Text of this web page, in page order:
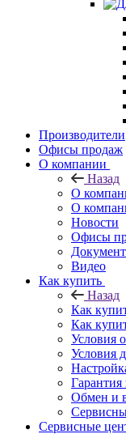
Производители
Офисы продаж
О компании
Назад
О
О
Новости
Офисы
Видео
Как купить
Назад
Как
Как
Условия
Условия
Гарантия
Обмен и
Сервисные